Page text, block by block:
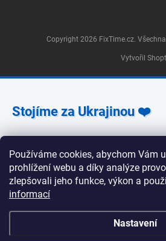
Používáme cookies, abychom Vám
prohlížení webu a díky analýze
zlepšovali jeho funkce, výkon a
informací
Nastavení
Zlíchově 240/5, Praha 5 Pondělí,
Vytvořil
Copyright 2026 FixTime.cz.
Stojíme za Ukrajinou ❤️
Jak a čím pomoci »